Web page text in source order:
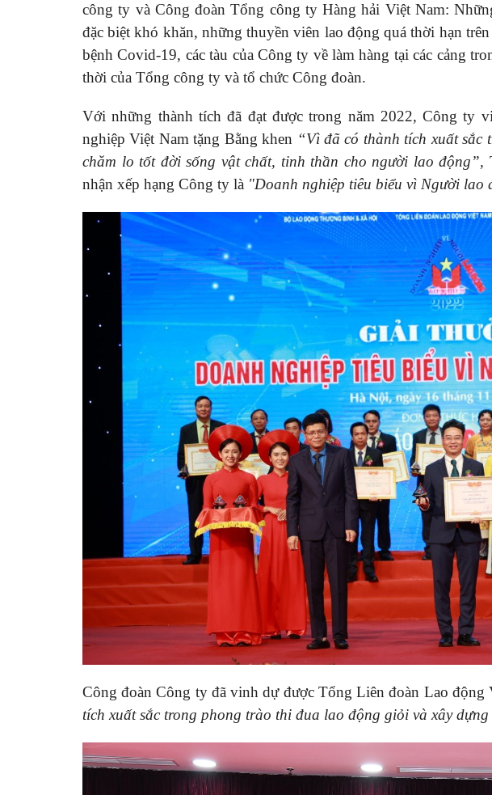
công ty và Công đoàn Tổng công ty Hàng hải Việt Nam:
đặc biệt khó khăn, những thuyền viên lao động quá thời hạn
bệnh Covid-19, các tàu của Công ty về làm hàng tại các cảng
thời của Tổng công ty và tổ chức Công đoàn.
Với những thành tích đã đạt được trong năm 2022, Công ty
nghiệp Việt Nam tặng Bằng khen “Vì đã có thành tích xuất sắc
chăm lo tốt đời sống vật chất, tinh thần cho người lao động”,
nhận xếp hạng Công ty là "Doanh nghiệp tiêu biểu vì Người lao
Công đoàn Công ty đã vinh dự được Tổng Liên đoàn Lao động
tích xuất sắc trong phong trào thi đua lao động giỏi và xây